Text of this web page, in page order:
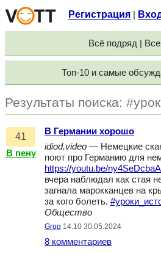
Регистрация
Всё подряд |
Топ-10 и самые
Результаты поиска:
41
В пену
В Германии хорошо
idiod.video — Немецкие
поют про Германию для
https://youtu.be/
вчера наблюдал как стая
загнала марокканцев на
за кого болеть.
Общество
Grog 14:10 30.05.2024
8 комментариев